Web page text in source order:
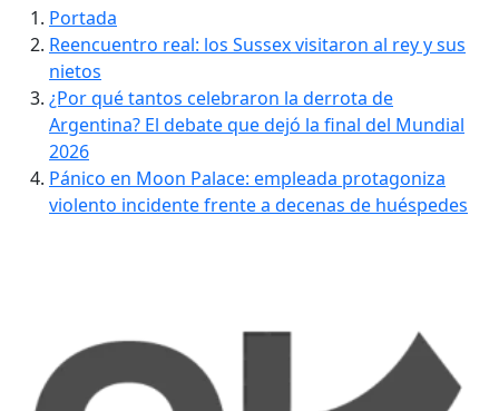
Portada
Reencuentro real: los Sussex visitaron al rey y sus
nietos
¿Por qué tantos celebraron la derrota de
Argentina? El debate que dejó la final del Mundial
2026
Pánico en Moon Palace: empleada protagoniza
violento incidente frente a decenas de huéspedes